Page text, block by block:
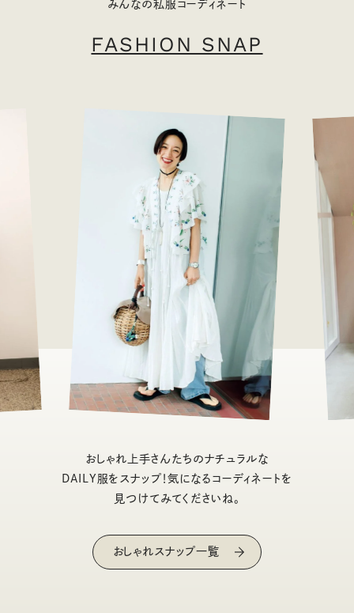
みんなの私服コーディネート
FASHION SNAP
おしゃれ上手さんたちのナチュラルな
DAILY服をスナップ！気になるコーディネートを
見つけてみてくださいね。
おしゃれスナップ一覧